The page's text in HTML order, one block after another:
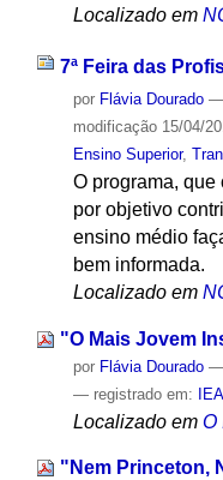
Localizado em
7ª Feira das
por Flávia Dourado —
modificação15/04/
Ensino Superior,
O programa, que
por objetivo
ensino médio
bem informada.
Localizado em
"O Mais Jovem
por Flávia Dourado —
— registrado em: IEA
Localizado em O
"Nem Princeton,